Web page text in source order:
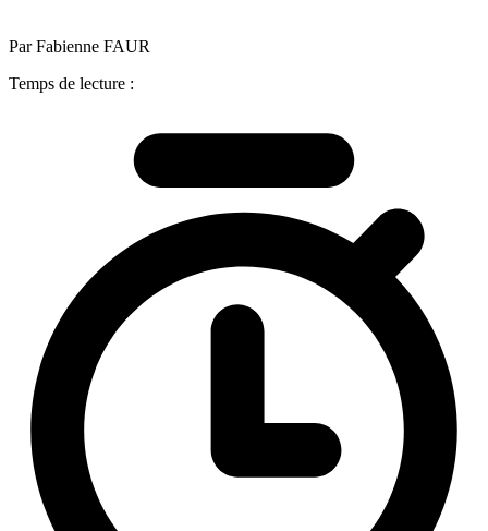
Par Fabienne FAUR
Temps de lecture :